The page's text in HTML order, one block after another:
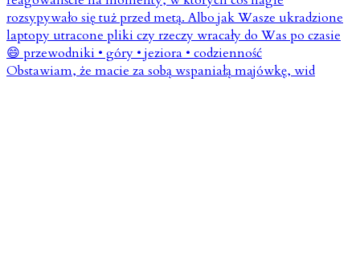
Obstawiam, że macie za sobą wspaniałą majówkę, wid